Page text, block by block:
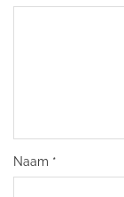
Naam *